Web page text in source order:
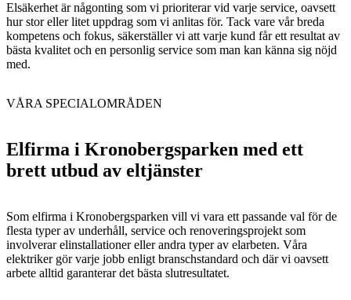
Elsäkerhet är någonting som vi prioriterar vid varje service, oavsett
hur stor eller litet uppdrag som vi anlitas för. Tack vare vår breda
kompetens och fokus, säkerställer vi att varje kund får ett resultat av
bästa kvalitet och en personlig service som man kan känna sig nöjd
med.
Elfirma i Kronobergsparken med ett
brett utbud av eltjänster
Som elfirma i Kronobergsparken vill vi vara ett passande val för de
flesta typer av underhåll, service och renoveringsprojekt som
involverar elinstallationer eller andra typer av elarbeten. Våra
elektriker gör varje jobb enligt branschstandard och där vi oavsett
arbete alltid garanterar det bästa slutresultatet.
VÅRA SPECIALOMRÅDEN